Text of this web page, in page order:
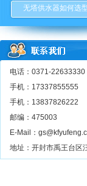
无塔供水器如何选
电话：0371-22633330
手机：17337855555
手机：13837826222
邮编：475003
E-Mail：
地址：开封市禹王台区